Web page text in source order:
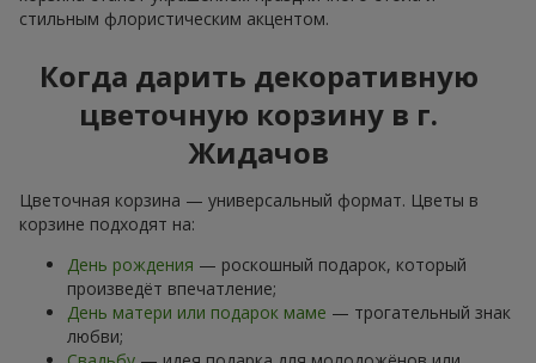
стильным флористическим акцентом.
Когда дарить декоративную
цветочную корзину в г.
Жидачов
Цветочная корзина — универсальный формат. Цветы в
корзине подходят на:
День рождения — роскошный подарок, который
произведёт впечатление;
День матери или подарок маме — трогательный знак
любви;